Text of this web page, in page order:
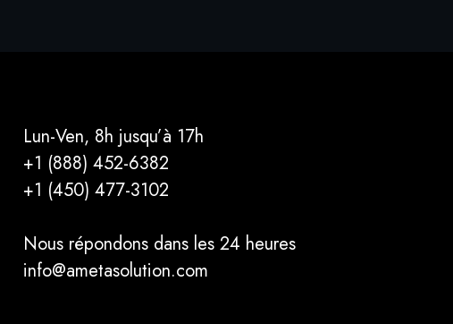
Lun-Ven, 8h jusqu’à 17h
+1 (888) 452-6382
+1 (450) 477­-3102
Nous répondons dans les 24 heures
info@ametasolution.com